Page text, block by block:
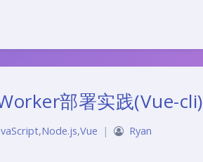
部署实践(Vue-cli)
,Node.js,Vue |
Ryan